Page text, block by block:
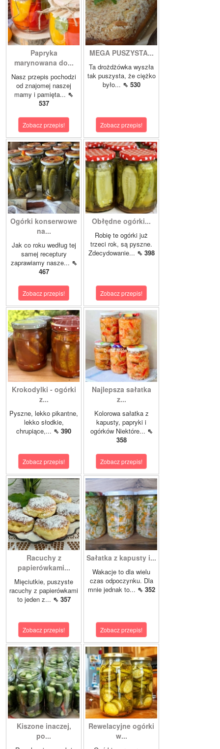
Papryka
marynowana do...
Nasz przepis pochodzi
od znajomej naszej
mamy i pamięta... ⇖
537
Zobacz przepis!
MEGA PUSZYSTA...
Ta drożdżówka wyszła
tak puszysta, że ciężko
było... ⇖ 530
Zobacz przepis!
Ogórki konserwowe
na...
Jak co roku według tej
samej receptury
zaprawiamy nasze... ⇖
467
Zobacz przepis!
Obłędne ogórki...
Robię te ogórki już
trzeci rok, są pyszne.
Zdecydowanie... ⇖ 398
Zobacz przepis!
Krokodylki - ogórki
z...
Pyszne, lekko pikantne,
lekko słodkie,
chrupiące,... ⇖ 390
Zobacz przepis!
Najlepsza sałatka
z...
Kolorowa sałatka z
kapusty, papryki i
ogórków Niektóre... ⇖
358
Zobacz przepis!
Racuchy z
papierówkami...
Mięciutkie, puszyste
racuchy z papierówkami
to jeden z... ⇖ 357
Zobacz przepis!
Sałatka z kapusty i...
Wakacje to dla wielu
czas odpoczynku. Dla
mnie jednak to... ⇖ 352
Zobacz przepis!
Kiszone inaczej,
po...
Rewelacyjne ogórki
w...